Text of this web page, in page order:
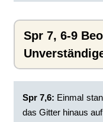
Spr 7, 6-9
Spr 7,6: Einmal
das Gitter hinaus